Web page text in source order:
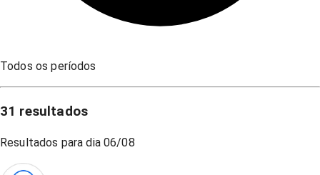
Todos os períodos
31 resultados
Resultados para dia 06/08